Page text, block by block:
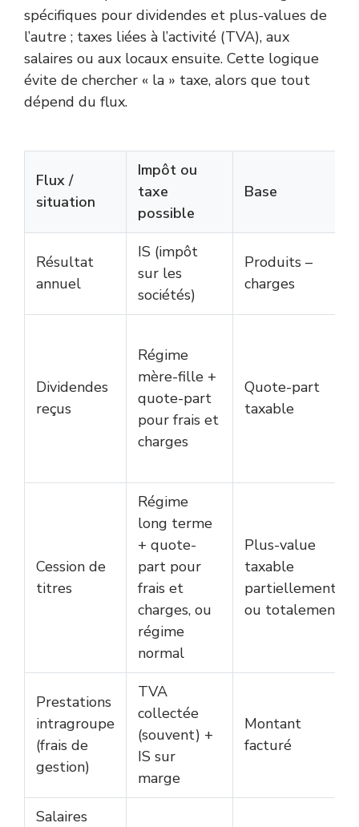
spécifiques pour dividendes et plus-values de
l’autre ; taxes liées à l’activité (TVA), aux
salaires ou aux locaux ensuite. Cette logique
évite de chercher « la » taxe, alors que tout
dépend du flux.
Flux /
situation
Impôt ou
taxe
possible
Base
Résultat
annuel
IS (impôt
sur les
sociétés)
Produits –
charges
Dividendes
reçus
Régime
mère-fille +
quote-part
pour frais et
charges
Quote-part
taxable
Cession de
titres
Régime
long terme
+ quote-
part pour
frais et
charges, ou
régime
normal
Plus-value
taxable
partiellement
ou totalement
Prestations
intragroupe
(frais de
gestion)
TVA
collectée
(souvent) +
IS sur
marge
Montant
facturé
Salaires